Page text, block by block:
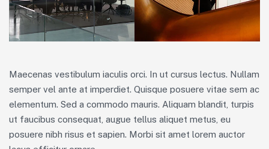
Maecenas vestibulum iaculis orci. In ut cursus lectus. Nullam
semper vel ante at imperdiet. Quisque posuere vitae sem ac
elementum. Sed a commodo mauris. Aliquam blandit, turpis
ut faucibus consequat, augue tellus aliquet metus, eu
posuere nibh risus et sapien. Morbi sit amet lorem auctor